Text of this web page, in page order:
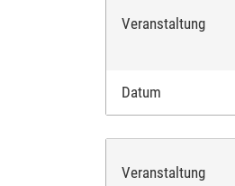
Veranstaltung
Datum
Veranstaltung